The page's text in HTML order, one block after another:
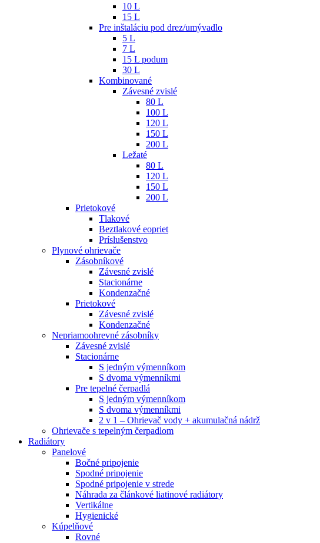
10 L
15 L
Pre inštaláciu pod drez/umývadlo
5 L
7 L
15 L podum
30 L
Kombinované
Závesné zvislé
80 L
100 L
120 L
150 L
200 L
Ležaté
80 L
120 L
150 L
200 L
Prietokové
Tlakové
Beztlakové eopriet
Príslušenstvo
Plynové ohrievače
Zásobníkové
Závesné zvislé
Stacionárne
Kondenzačné
Prietokové
Závesné zvislé
Kondenzačné
Nepriamoohrevné zásobníky
Závesné zvislé
Stacionárne
S jedným výmenníkom
S dvoma výmenníkmi
Pre tepelné čerpadlá
S jedným výmenníkom
S dvoma výmenníkmi
2 v 1 – Ohrievač vody + akumulačná nádrž
Ohrievače s tepelným čerpadlom
Radiátory
Panelové
Bočné pripojenie
Spodné pripojenie
Spodné pripojenie v strede
Náhrada za článkové liatinové radiátory
Vertikálne
Hygienické
Kúpelňové
Rovné